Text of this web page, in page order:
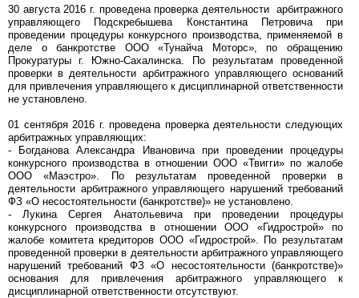
30 августа 2016 г. проведена проверка деятельности арбитражного
управляющего Подскребышева Константина Петровича при
проведении процедуры конкурсного производства, применяемой в
деле о банкротстве ООО «Тунайча Моторс», по обращению
Прокуратуры г. Южно-Сахалинска. По результатам проведенной
проверки в деятельности арбитражного управляющего оснований
для привлечения управляющего к дисциплинарной ответственности
не установлено.
01 сентября 2016 г. проведена проверка деятельности следующих
арбитражных управляющих:
- Богданова Александра Ивановича при проведении процедуры
конкурсного производства в отношении ООО «Твигги» по жалобе
ООО «Маэстро». По результатам проведенной проверки в
деятельности арбитражного управляющего нарушений требований
ФЗ «О несостоятельности (банкротстве)» не установлено.
- Лукина Сергея Анатольевича при проведении процедуры
конкурсного производства в отношении ООО «Гидрострой» по
жалобе комитета кредиторов ООО «Гидрострой». По результатам
проведенной проверки в деятельности арбитражного управляющего
нарушений требований ФЗ «О несостоятельности (банкротстве)»
основания для привлечения арбитражного управляющего к
дисциплинарной ответственности отсутствуют.